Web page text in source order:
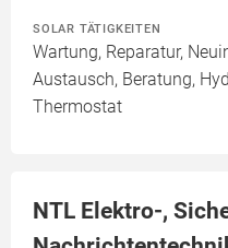
SOLAR TÄTIGKEITEN
Wartung, Reparatur,
Austausch, Beratung,
Thermostat
NTL Elektro-,